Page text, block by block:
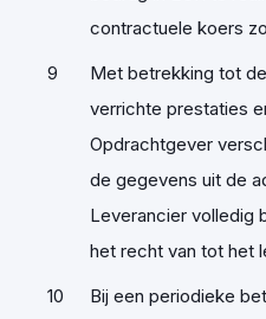
contractuele koers
Met betrekking tot
verrichte prestaties
Opdrachtgever
de gegevens uit de
Leverancier volledig
het recht van tot het
Bij een periodieke